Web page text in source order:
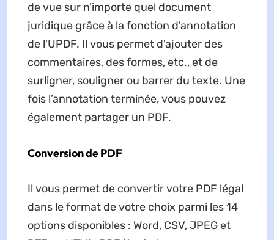
de vue sur n'importe quel document
juridique grâce à la fonction d'annotation
de l'UPDF. Il vous permet d'ajouter des
commentaires, des formes, etc., et de
surligner, souligner ou barrer du texte. Une
fois l’annotation terminée, vous pouvez
également partager un PDF.
Conversion de PDF
Il vous permet de convertir votre PDF légal
dans le format de votre choix parmi les 14
options disponibles : Word, CSV, JPEG et